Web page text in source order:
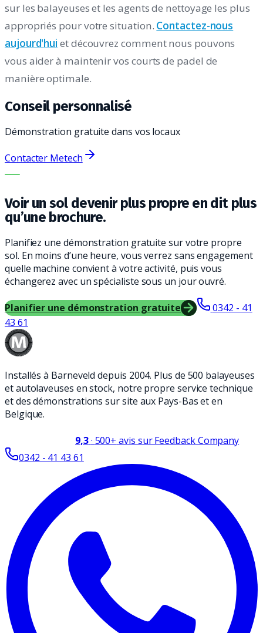
sur les balayeuses et les agents de nettoyage les plus
appropriés pour votre situation. Contactez-nous
aujourd'hui et découvrez comment nous pouvons
vous aider à maintenir vos courts de padel de
manière optimale.
Conseil personnalisé
Démonstration gratuite dans vos locaux
Contacter Metech
LA BONNE MACHINE. LE MEILLEUR SERVICE.
Voir un sol devenir plus propre en dit plus
qu’une brochure.
Planifiez une démonstration gratuite sur votre propre
sol. En moins d’une heure, vous verrez sans engagement
quelle machine convient à votre activité, puis vous
échangerez avec un spécialiste sous un jour ouvré.
Planifier une démonstration gratuite
0342 - 41
43 61
Installés à Barneveld depuis 2004. Plus de 500 balayeuses
et autolaveuses en stock, notre propre service technique
et des démonstrations sur site aux Pays-Bas et en
Belgique.
9,3· 500+ avis sur Feedback Company
0342 - 41 43 61